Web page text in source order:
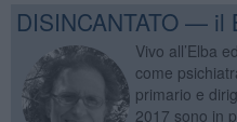
DISINCANTATO — il
Vivo all’Elba
come
primario e
2017 sono in